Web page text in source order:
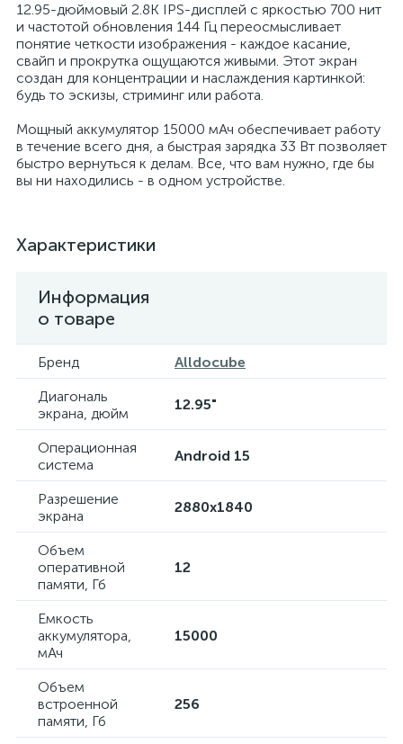
12.95-дюймовый 2.8K IPS-дисплей с яркостью 700 нит
и частотой обновления 144 Гц переосмысливает
понятие четкости изображения - каждое касание,
свайп и прокрутка ощущаются живыми. Этот экран
создан для концентрации и наслаждения картинкой:
будь то эскизы, стриминг или работа.
Мощный аккумулятор 15000 мАч обеспечивает работу
в течение всего дня, а быстрая зарядка 33 Вт позволяет
быстро вернуться к делам. Все, что вам нужно, где бы
вы ни находились - в одном устройстве.
Характеристики
Информация
о товаре
Бренд
Alldocube
Диагональ
экрана, дюйм
12.95"
Операционная
система
Android 15
Разрешение
экрана
2880x1840
Объем
оперативной
памяти, Гб
12
Емкость
аккумулятора,
мАч
15000
Объем
встроенной
памяти, Гб
256